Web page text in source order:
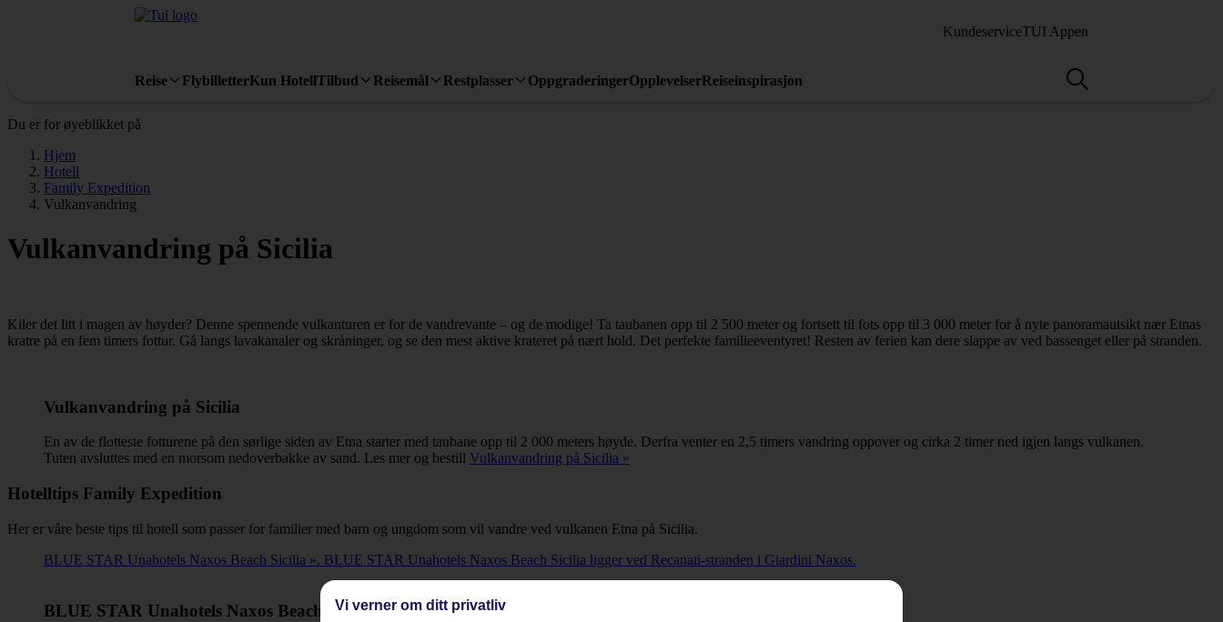
KundeserviceTUI Appen
Reise FlybilletterKun HotellTilbud Reisemål Restplasser OppgraderingerOpplevelserReiseinspirasjon
Du er for øyeblikket på
Hjem
Hotell
Family Expedition
Vulkanvandring
Vulkanvandring på Sicilia
Kiler det litt i magen av høyder? Denne spennende vulkanturen er for de vandrevante – og de modige! Ta taubanen opp til 2 500 meter og fortsett til fots opp til 3 000 meter for å nyte panoramautsikt nær Etnas
kratre på en fem timers fottur. Gå langs lavakanaler og skråninger, og se den mest aktive krateret på nært hold. Det perfekte familieeventyret! Resten av ferien kan dere slappe av ved bassenget eller på stranden.
Vulkanvandring på Sicilia
En av de flotteste fotturene på den sørlige siden av Etna starter med taubane opp til 2 000 meters høyde. Derfra venter en 2,5 timers vandring oppover og cirka 2 timer ned igjen langs vulkanen.
Tuten avsluttes med en morsom nedoverbakke av sand. Les mer og bestill Vulkanvandring på Sicilia »
Hotelltips Family Expedition
Her er våre beste tips til hotell som passer for familier med barn og ungdom som vil vandre ved vulkanen Etna på Sicilia.
BLUE STAR Unahotels Naxos Beach Sicilia ». BLUE STAR Unahotels Naxos Beach Sicilia ligger ved Recanati-stranden i Giardini Naxos.
BLUE STAR Unahotels Naxos Beach Sicilia »Vi verner om ditt privatliv